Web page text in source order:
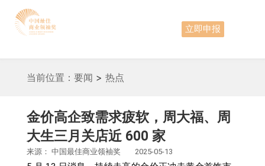
立即申报
当前位置： 要闻 > 热点
金价高企致需求疲软，周大福、周
大生三月关店近 600 家
来源： 中国最佳商业领袖奖 2025-05-13